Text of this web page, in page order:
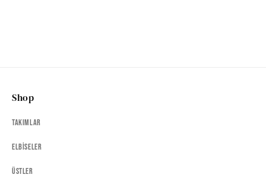
Shop
Takımlar
Elbiseler
Üstler